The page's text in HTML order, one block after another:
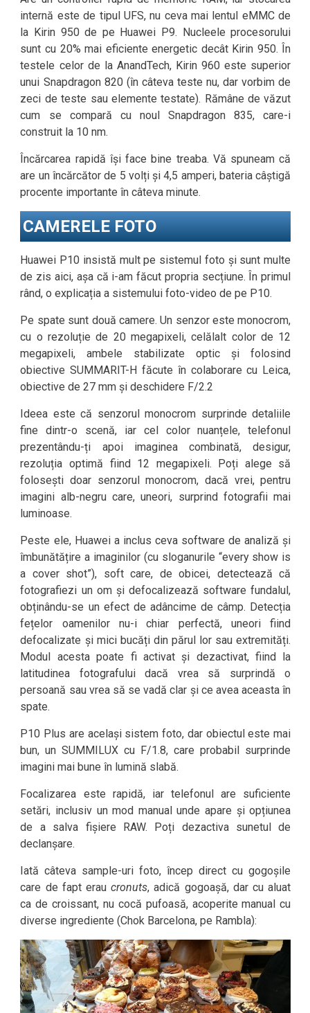
internă este de tipul UFS, nu ceva mai lentul eMMC de
la Kirin 950 de pe Huawei P9. Nucleele procesorului
sunt cu 20% mai eficiente energetic decât Kirin 950. În
testele celor de la AnandTech, Kirin 960 este superior
unui Snapdragon 820 (în câteva teste nu, dar vorbim de
zeci de teste sau elemente testate). Rămâne de văzut
cum se compară cu noul Snapdragon 835, care-i
construit la 10 nm.
Încărcarea rapidă își face bine treaba. Vă spuneam că
are un încărcător de 5 volți și 4,5 amperi, bateria câștigă
procente importante în câteva minute.
CAMERELE FOTO
Huawei P10 insistă mult pe sistemul foto și sunt multe
de zis aici, așa că i-am făcut propria secțiune. În primul
rând, o explicația a sistemului foto-video de pe P10.
Pe spate sunt două camere. Un senzor este monocrom,
cu o rezoluție de 20 megapixeli, celălalt color de 12
megapixeli, ambele stabilizate optic și folosind
obiective SUMMARIT-H făcute în colaborare cu Leica,
obiective de 27 mm și deschidere F/2.2
Ideea este că senzorul monocrom surprinde detaliile
fine dintr-o scenă, iar cel color nuanțele, telefonul
prezentându-ți apoi imaginea combinată, desigur,
rezoluția optimă fiind 12 megapixeli. Poți alege să
folosești doar senzorul monocrom, dacă vrei, pentru
imagini alb-negru care, uneori, surprind fotografii mai
luminoase.
Peste ele, Huawei a inclus ceva software de analiză și
îmbunătățire a imaginilor (cu sloganurile “every show is
a cover shot”), soft care, de obicei, detectează că
fotografiezi un om și defocalizează software fundalul,
obținându-se un efect de adâncime de câmp. Detecția
fețelor oamenilor nu-i chiar perfectă, uneori fiind
defocalizate și mici bucăți din părul lor sau extremități.
Modul acesta poate fi activat și dezactivat, fiind la
latitudinea fotografului dacă vrea să surprindă o
persoană sau vrea să se vadă clar și ce avea aceasta în
spate.
P10 Plus are același sistem foto, dar obiectul este mai
bun, un SUMMILUX cu F/1.8, care probabil surprinde
imagini mai bune în lumină slabă.
Focalizarea este rapidă, iar telefonul are suficiente
setări, inclusiv un mod manual unde apare și opțiunea
de a salva fișiere RAW. Poți dezactiva sunetul de
declanșare.
Iată câteva sample-uri foto, încep direct cu gogoșile
care de fapt eraucronuts, adică gogoașă, dar cu aluat
ca de croissant, nu cocă pufoasă, acoperite manual cu
diverse ingrediente (Chok Barcelona, pe Rambla):